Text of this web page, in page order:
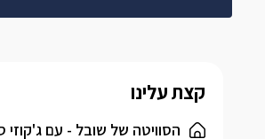
קצת עלינו
הסוויטה של שובל - עם